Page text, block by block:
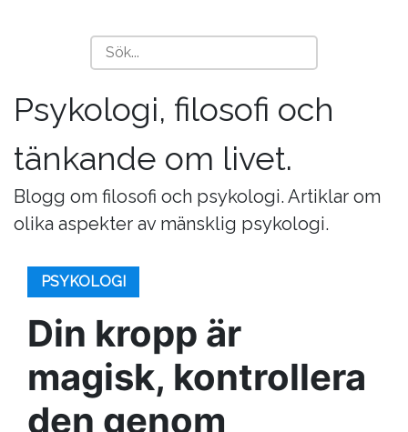
Psykologi, filosofi och
tänkande om livet.
Blogg om filosofi och psykologi. Artiklar om
olika aspekter av mänsklig psykologi.
PSYKOLOGI
Din kropp är
magisk, kontrollera
den genom